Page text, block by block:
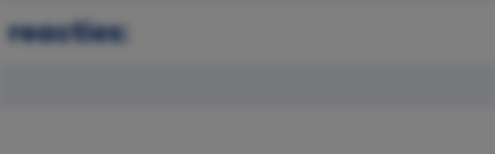
reacties: